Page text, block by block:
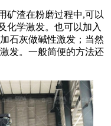
矿渣在粉磨过程中,可以
化学激发。也可以加入
石灰做碱性激发；当然
发。一般简便的方法还